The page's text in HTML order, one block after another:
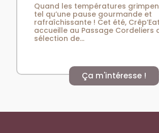
Quand les températures
tel qu’une pause gourmande et
rafraîchissante ! Cet été,
accueille au Passage Cordeliers
sélection de...
Ça m'intéresse !